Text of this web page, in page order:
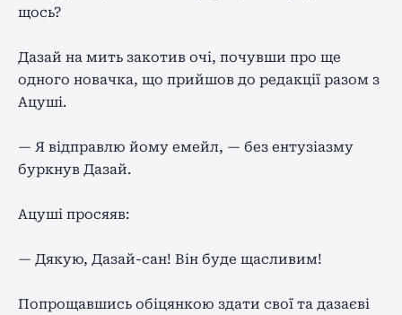
щось?
Дазай на мить закотив очі, почувши про ще
одного новачка, що прийшов до редакції разом з
Ацуші.
— Я відправлю йому емейл, — без ентузіазму
буркнув Дазай.
Ацуші просяяв:
— Дякую, Дазай-сан! Він буде щасливим!
Попрощавшись обіцянкою здати свої та дазаєві